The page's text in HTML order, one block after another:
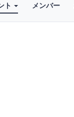
ト メンバー